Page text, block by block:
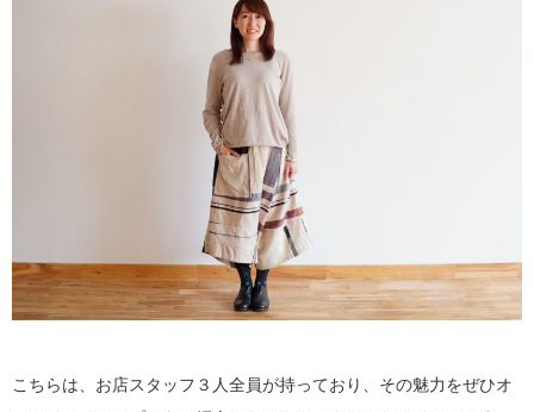
こちらは、お店スタッフ３人全員が持っており、その魅力をぜひオ